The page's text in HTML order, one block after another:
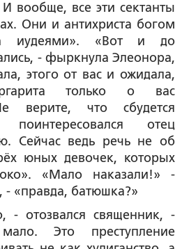
вообще, все эти сектанты
Они и антихриста богом
иудеями». «Вот и до
- фыркнула Элеонора,
этого от вас и ожидала,
только о вас
верите, что сбудется
отец
Сейчас ведь речь не об
юных девочек, которых
«Мало наказали!» -
- «правда, батюшка?»
- отозвался священник, -
Это преступление